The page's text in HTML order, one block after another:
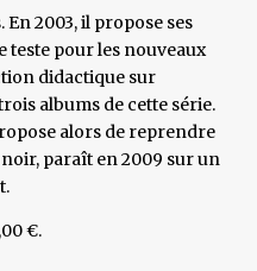
2003, il propose ses
teste pour les nouveaux
didactique sur
albums de cette série.
alors de reprendre
paraît en 2009 sur un
€.